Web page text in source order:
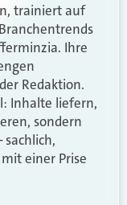
trainiert auf
Ihre
Redaktion.
Inhalte liefern,
sondern
einer Prise